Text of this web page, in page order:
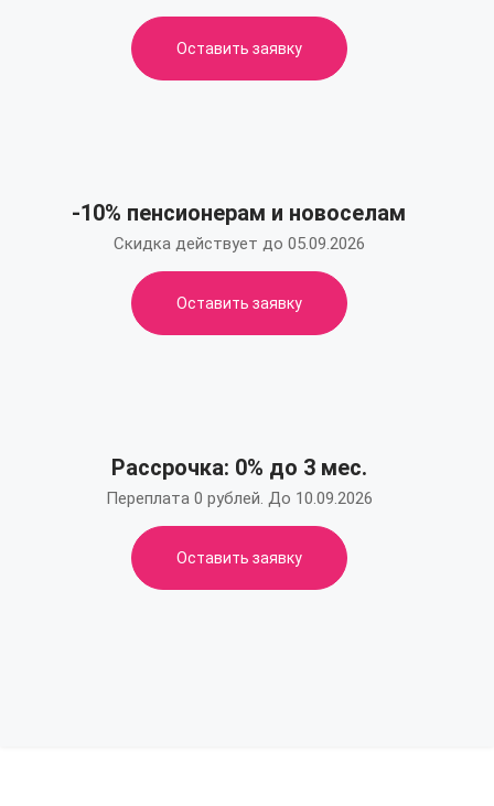
Оставить заявку
-10% пенсионерам и новоселам
Скидка действует до 05.09.2026
Оставить заявку
Рассрочка: 0% до 3 мес.
Переплата 0 рублей. До 10.09.2026
Оставить заявку